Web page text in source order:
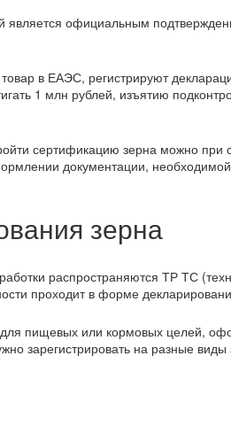
официальным
в ЕАЭС, регистрируют
1 млн рублей, изъятию
сертификацию зерна можно при
документации,
зерна
распространяются ТР ТС
проходит в форме
пищевых или кормовых целей,
зарегистрировать на разные виды